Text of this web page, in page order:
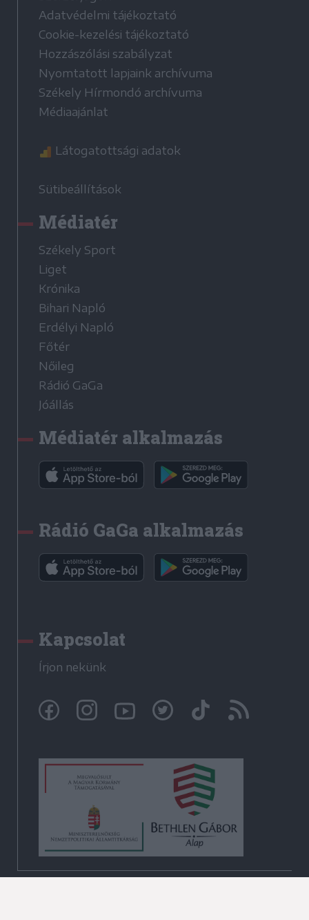
Adatvédelmi tájékoztató
Cookie-kezelési tájékoztató
Hozzászólási szabályzat
Nyomtatott lapjaink archívuma
Székely Hírmondó archívuma
Médiaajánlat
Látogatottsági adatok
Sütibeállítások
Médiatér
Székely Sport
Liget
Krónika
Bihari Napló
Erdélyi Napló
Főtér
Nőileg
Rádió GaGa
Jóállás
Médiatér alkalmazás
Rádió GaGa alkalmazás
Kapcsolat
Írjon nekünk